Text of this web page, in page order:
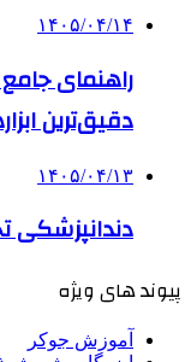
۱۴۰۵/۰۴/۱۴
راهنمای
دقیق‌ترین
۱۴۰۵/۰۴/۱۳
دندانپزشکی
پیوند های ویژه
آموزش جوکر